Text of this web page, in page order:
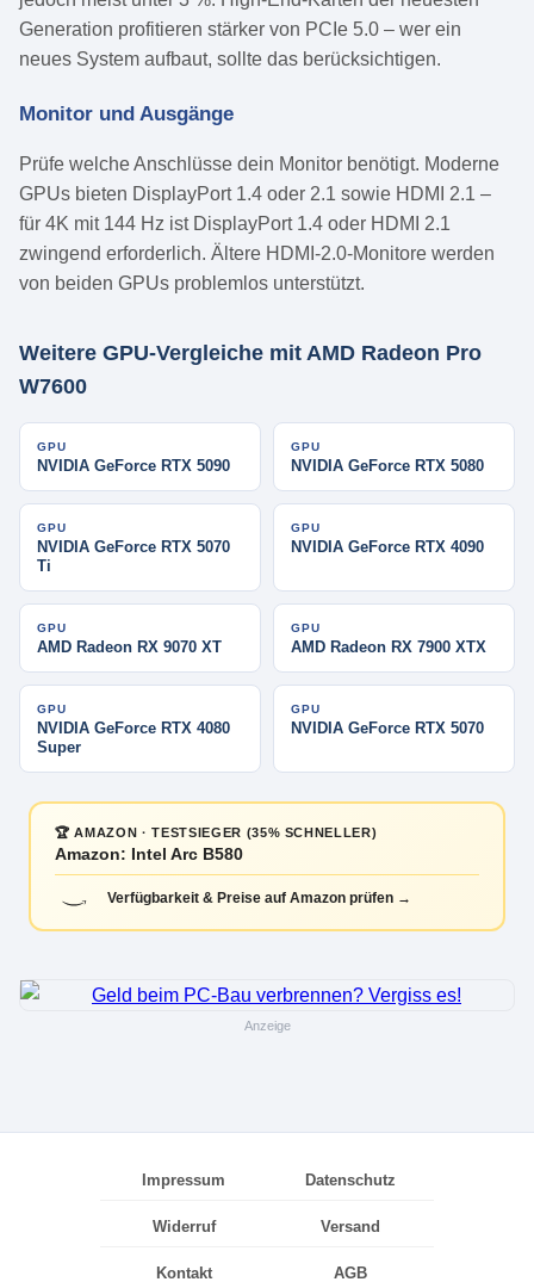
Generation profitieren stärker von PCIe 5.0 – wer ein
neues System aufbaut, sollte das berücksichtigen.
Monitor und Ausgänge
Prüfe welche Anschlüsse dein Monitor benötigt. Moderne
GPUs bieten DisplayPort 1.4 oder 2.1 sowie HDMI 2.1 –
für 4K mit 144 Hz ist DisplayPort 1.4 oder HDMI 2.1
zwingend erforderlich. Ältere HDMI-2.0-Monitore werden
von beiden GPUs problemlos unterstützt.
Weitere GPU-Vergleiche mit AMD Radeon Pro
W7600
GPU
NVIDIA GeForce RTX 5090
GPU
NVIDIA GeForce RTX 5080
GPU
NVIDIA GeForce RTX 5070
Ti
GPU
NVIDIA GeForce RTX 4090
GPU
AMD Radeon RX 9070 XT
GPU
AMD Radeon RX 7900 XTX
GPU
NVIDIA GeForce RTX 4080
Super
GPU
NVIDIA GeForce RTX 5070
🏆 AMAZON · TESTSIEGER (35% SCHNELLER)
Amazon: Intel Arc B580
Verfügbarkeit & Preise auf Amazon prüfen →
Anzeige
Impressum Datenschutz
Widerruf Versand
Kontakt AGB